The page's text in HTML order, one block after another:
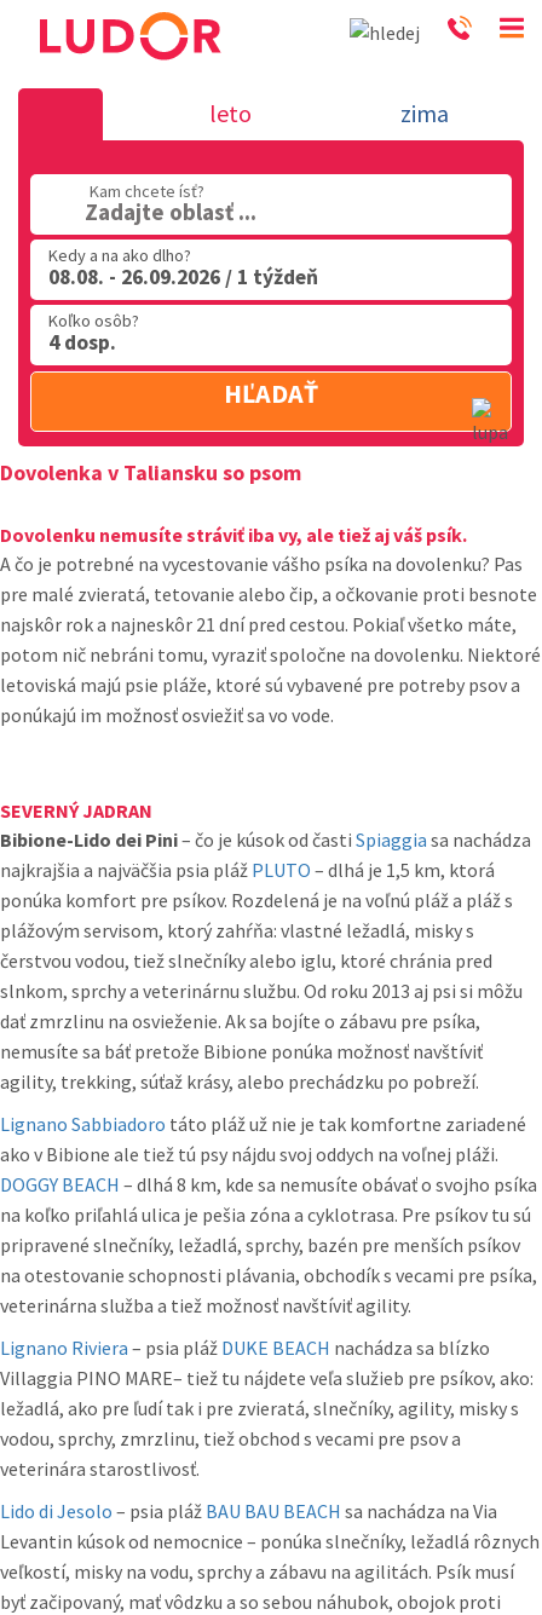
Dovolenka v Taliansku so psom
02 2063 3182
leto zima
Kam chcete ísť?
Zadajte oblasť ...
Kedy a na ako dlho?
08.08. - 26.09.2026 / 1 týždeň
Koľko osôb?
4 dosp.
HĽADAŤ
Dovolenka v Taliansku so psom
Dovolenku nemusíte stráviť iba vy, ale tiež aj váš psík.
A čo je potrebné na vycestovanie vášho psíka na dovolenku? Pas
pre malé zvieratá, tetovanie alebo čip, a očkovanie proti besnote
najskôr rok a najneskôr 21 dní pred cestou. Pokiaľ všetko máte,
potom nič nebráni tomu, vyraziť spoločne na dovolenku. Niektoré
letoviská majú psie pláže, ktoré sú vybavené pre potreby psov a
ponúkajú im možnosť osviežiť sa vo vode.
SEVERNÝ JADRAN
Bibione-Lido dei Pini– čo je kúsok od časti Spiaggia sa nachádza
najkrajšia a najväčšia psia pláž PLUTO – dlhá je 1,5 km, ktorá
ponúka komfort pre psíkov. Rozdelená je na voľnú pláž a pláž s
plážovým servisom, ktorý zahŕňa: vlastné ležadlá, misky s
čerstvou vodou, tiež slnečníky alebo iglu, ktoré chránia pred
slnkom, sprchy a veterinárnu službu. Od roku 2013 aj psi si môžu
dať zmrzlinu na osvieženie. Ak sa bojíte o zábavu pre psíka,
nemusíte sa báť pretože Bibione ponúka možnosť navštíviť
agility, trekking, súťaž krásy, alebo prechádzku po pobreží.
Lignano Sabbiadoro táto pláž už nie je tak komfortne zariadené
ako v Bibione ale tiež tú psy nájdu svoj oddych na voľnej pláži.
DOGGY BEACH – dlhá 8 km, kde sa nemusíte obávať o svojho psíka
na koľko priľahlá ulica je pešia zóna a cyklotrasa. Pre psíkov tu sú
pripravené slnečníky, ležadlá, sprchy, bazén pre menších psíkov
na otestovanie schopnosti plávania, obchodík s vecami pre psíka,
veterinárna služba a tiež možnosť navštíviť agility.
Lignano Riviera – psia pláž DUKE BEACH nachádza sa blízko
Villaggia PINO MARE– tiež tu nájdete veľa služieb pre psíkov, ako:
ležadlá, ako pre ľudí tak i pre zvieratá, slnečníky, agility, misky s
vodou, sprchy, zmrzlinu, tiež obchod s vecami pre psov a
veterinára starostlivosť.
Lido di Jesolo – psia pláž BAU BAU BEACH sa nachádza na Via
Levantin kúsok od nemocnice – ponúka slnečníky, ležadlá rôznych
veľkostí, misky na vodu, sprchy a zábavu na agilitách. Psík musí
byť začipovaný, mať vôdzku a so sebou náhubok, obojok proti